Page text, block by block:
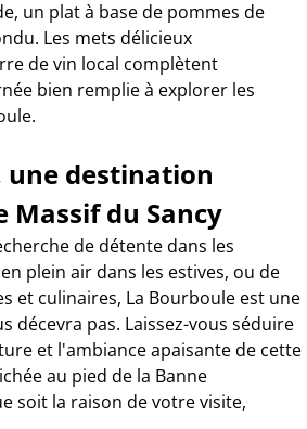
un plat à base de pommes de
Les mets délicieux
de vin local complètent
bien remplie à explorer les
une destination
Massif du Sancy
de détente dans les
plein air dans les estives, ou de
et culinaires, La Bourboule est une
décevra pas. Laissez-vous séduire
et l'ambiance apaisante de cette
au pied de la Banne
soit la raison de votre visite,